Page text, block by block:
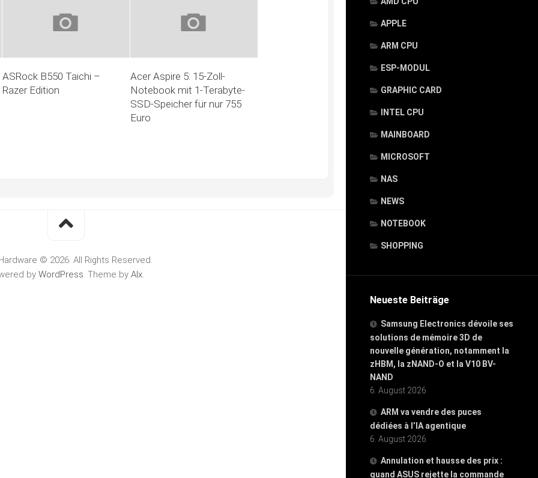
APPLE
ARM CPU
ESP-MODUL
GRAPHIC CARD
INTEL CPU
MAINBOARD
MICROSOFT
NAS
NEWS
NOTEBOOK
SHOPPING
Neueste Beiträge
Samsung Electronics dévoile ses
solutions de mémoire 3D de
nouvelle génération, notamment la
zHBM, la zNAND-O et la V10 BV-
NAND
6. August 2026
ARM va vendre des puces
dédiées à l’IA agentique
6. August 2026
Annulation et hausse des prix :
quand ASUS rejette la commande
ASRock B550 Taichi –
Razer Edition
Acer Aspire 5: 15-Zoll-
Notebook mit 1-Terabyte-
SSD-Speicher für nur 755
Euro
© 2026. All Rights Reserved.
by WordPress. Theme by Alx.